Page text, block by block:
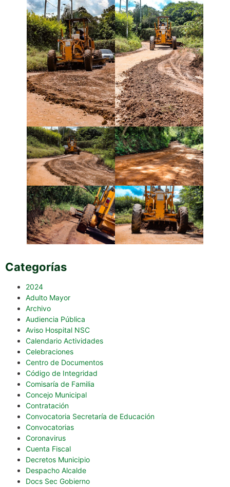
Categorías
2024
Adulto Mayor
Archivo
Audiencia Pública
Aviso Hospital NSC
Calendario Actividades
Celebraciones
Centro de Documentos
Código de Integridad
Comisaría de Familia
Concejo Municipal
Contratación
Convocatoria Secretaría de Educación
Convocatorias
Coronavirus
Cuenta Fiscal
Decretos Municipio
Despacho Alcalde
Docs Sec Gobierno